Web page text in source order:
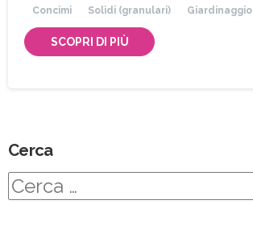
Concimi Solidi (granulari) Giardinaggio
SCOPRI DI PIÙ
Cerca
Ricerca